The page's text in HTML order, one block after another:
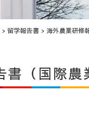
> 留学報告書 > 海外農業研修
（国際農